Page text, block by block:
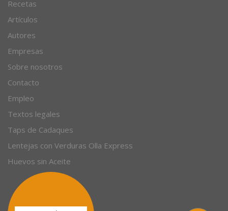
Blog de cocina
Recetas
Artículos
Autores
Empresas
Sobre nosotros
Contacto
Empleo
Textos legales
Taps de Cadaques
Lentejas con Verduras Olla Express
Huevos sin Aceite